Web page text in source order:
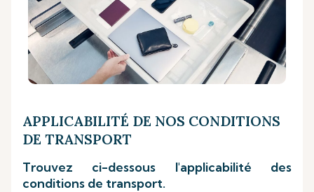
APPLICABILITÉ DE NOS CONDITIONS
DE TRANSPORT
Trouvez ci-dessous l'applicabilité des
conditions de transport.